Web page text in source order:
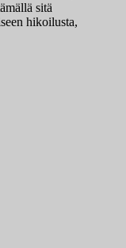
sitä
hikoilusta,